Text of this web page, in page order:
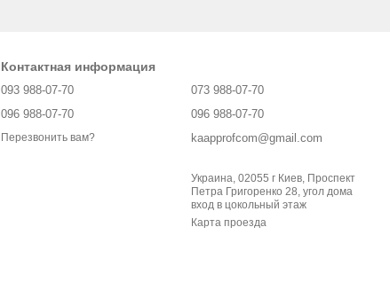
Контактная информация
093 988-07-70
096 988-07-70
Перезвонить вам?
073 988-07-70
096 988-07-70
kaapprofcom@gmail.com
Украина, 02055 г Киев, Проспект
Петра Григоренко 28, угол дома
вход в цокольный этаж
Карта проезда